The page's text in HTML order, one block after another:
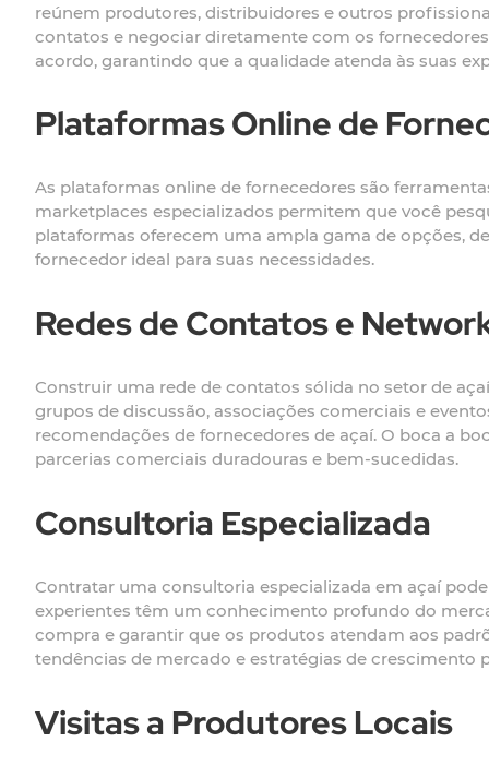
reúnem produtores, distribuidores e outros
contatos e negociar diretamente com os
acordo, garantindo que a qualidade atenda às suas
Plataformas Online de
As plataformas online de fornecedores são
marketplaces especializados permitem que você
plataformas oferecem uma ampla gama de opções,
fornecedor ideal para suas necessidades.
Redes de Contatos e
Construir uma rede de contatos sólida no setor de
grupos de discussão, associações comerciais e
recomendações de fornecedores de açaí. O boca a
parcerias comerciais duradouras e bem-sucedidas.
Consultoria Especializada
Contratar uma consultoria especializada em açaí
experientes têm um conhecimento profundo do
compra e garantir que os produtos atendam aos
tendências de mercado e estratégias de crescimento
Visitas a Produtores Locais